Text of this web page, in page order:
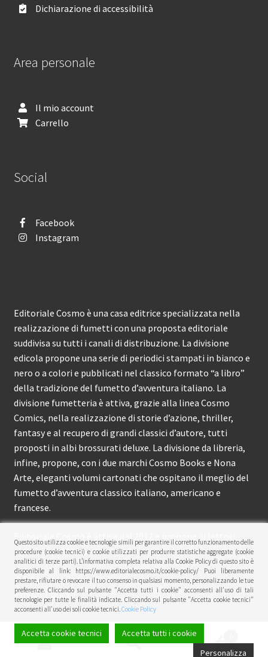
Dichiarazione di accessibilità
Area personale
Il mio account
Carrello
Social
Facebook
Instagram
Editoriale Cosmo è una casa editrice specializzata nella
realizzazione di fumetti con una proposta editoriale
suddivisa su tutti i canali di distribuzione. La divisione
edicola propone una serie di periodici stampati in bianco e
nero o a colori e pubblicati nel classico formato “a libro”
della tradizione del fumetto d’avventura italiano. La
divisione fumetteria è attiva, grazie alla linea Cosmo
Comics, nella realizzazione di storie d’azione, thriller,
fantasy e al recupero di grandi classici d’autore, tutti
proposti in albi brossurati deluxe. La divisione da libreria,
infine, propone, con i due marchi Cosmo Books e Nona
Arte, eleganti volumi cartonati che ospitano il meglio del
fumetto d’avventura classico italiano, americano e
francese.
circa 150 pubblicazioni l’anno.
© Editoriale Cosmo 2026
Privacy Policy
Questo sito utilizza cookie e tecnologie simili per garantire il corretto funzionamento delle
procedure (cookie tecnici) e cookie utilizzati per produrre statistiche aggregate (cookie
analitici di terze parti). L’informativa completa relativa alla Cookie Policy di questo sito è
disponibile al link: https://www.editorialecosmo.it/cookie-policy/ Puoi liberamente
prestare, rifiutare o revocare il tuo consenso in qualsiasi momento, personalizzando le tue
preferenze. Cliccando sul pulsante "Accetta tutti i cookie" acconsenti all'uso di tali
tecnologie per tutte le finalità indicate. Cliccando sul pulsante "Accetta cookie tecnici"
acconsenti all'uso dei soli cookie tecnici.Cookie Policy
Accetta cookie tecnici
Accetta tutti i cookie
Personalizza